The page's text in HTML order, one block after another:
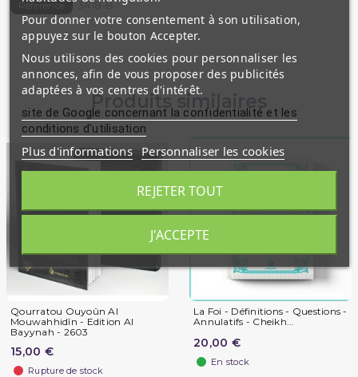
Référence 3418-B
Produits similaires
Qourratou Ouyoûn Al
Mouwahhidîn - Edition Al
Bayynah - 2603
15,00 €
Rupture de stock
La Foi - Définitions - Questions -
Annulatifs - Cheikh...
20,00 €
En stock
Pour donner votre consentement à son utilisation,
appuyez sur le bouton Accepter.
Nous utilisons des cookies pour personnaliser les
annonces, afin de vous proposer des publicités
adaptées à vos centres d'intérêt.
site de Google concernant la confidentialité et les
conditions d'utilisation
Plus d'informations Personnaliser les cookies
REJETER TOUT
J'ACCEPTE